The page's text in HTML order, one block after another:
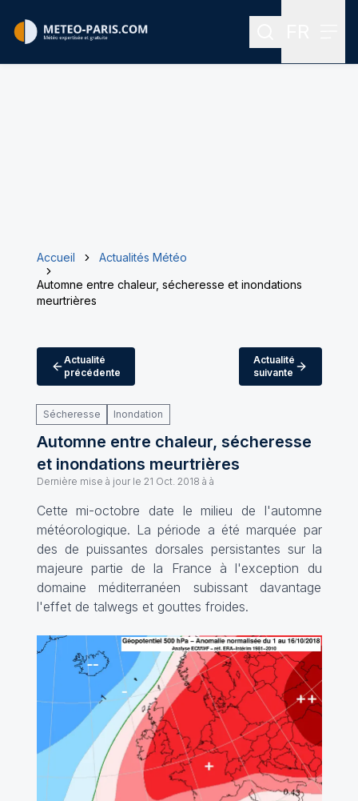
Rechercher
Accueil
Actualités Météo
Automne entre chaleur, sécheresse et inondations
meurtrières
Actualité
précédente
Actualité
suivante
Sécheresse Inondation
Automne entre chaleur, sécheresse
et inondations meurtrières
Dernière mise à jour le 21 Oct. 2018 à à
Cette mi-octobre date le milieu de l'automne
météorologique. La période a été marquée par
des de puissantes dorsales persistantes sur la
majeure partie de la France à l'exception du
domaine méditerranéen subissant davantage
l'effet de talwegs et gouttes froides.